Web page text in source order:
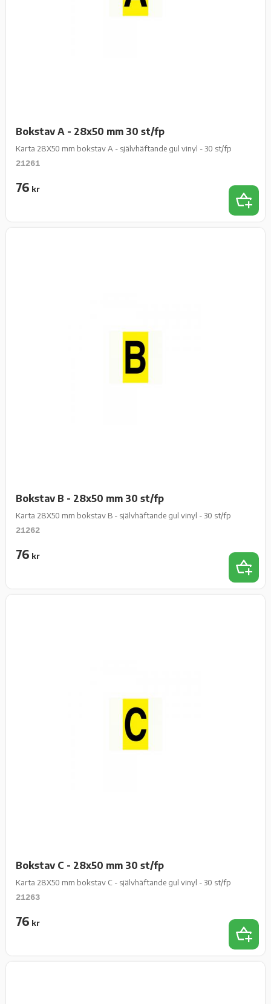
Bokstav A - 28x50 mm 30 st/fp
Karta 28X50 mm bokstav A - självhäftande gul vinyl - 30 st/fp
21261
76 kr
Bokstav B - 28x50 mm 30 st/fp
Karta 28X50 mm bokstav B - självhäftande gul vinyl - 30 st/fp
21262
76 kr
Bokstav C - 28x50 mm 30 st/fp
Karta 28X50 mm bokstav C - självhäftande gul vinyl - 30 st/fp
21263
76 kr